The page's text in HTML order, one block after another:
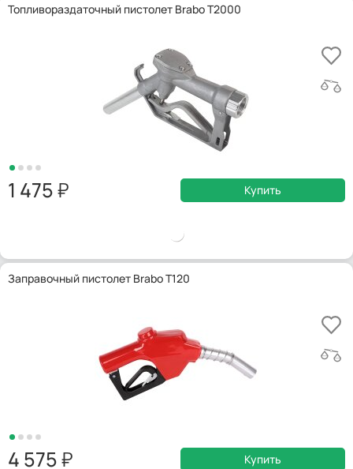
Топливораздаточный пистолет Brabo T2000
1 475 Купить
Заправочный пистолет Brabo T120
4 575 Купить